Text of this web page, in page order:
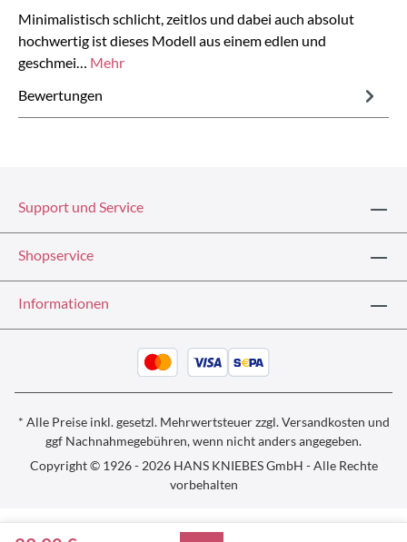
Minimalistisch schlicht, zeitlos und dabei auch absolut
hochwertig ist dieses Modell aus einem edlen und
geschmei… Mehr
Bewertungen
Support und Service
Shopservice
Informationen
* Alle Preise inkl. gesetzl. Mehrwertsteuer zzgl.Versandkosten und
ggf Nachnahmegebühren, wenn nicht anders angegeben.
Copyright © 1926 - 2026 HANS KNIEBES GmbH - Alle Rechte
vorbehalten